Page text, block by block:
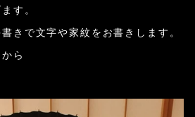
す。
きで文字や家紋をお書きします。
ら